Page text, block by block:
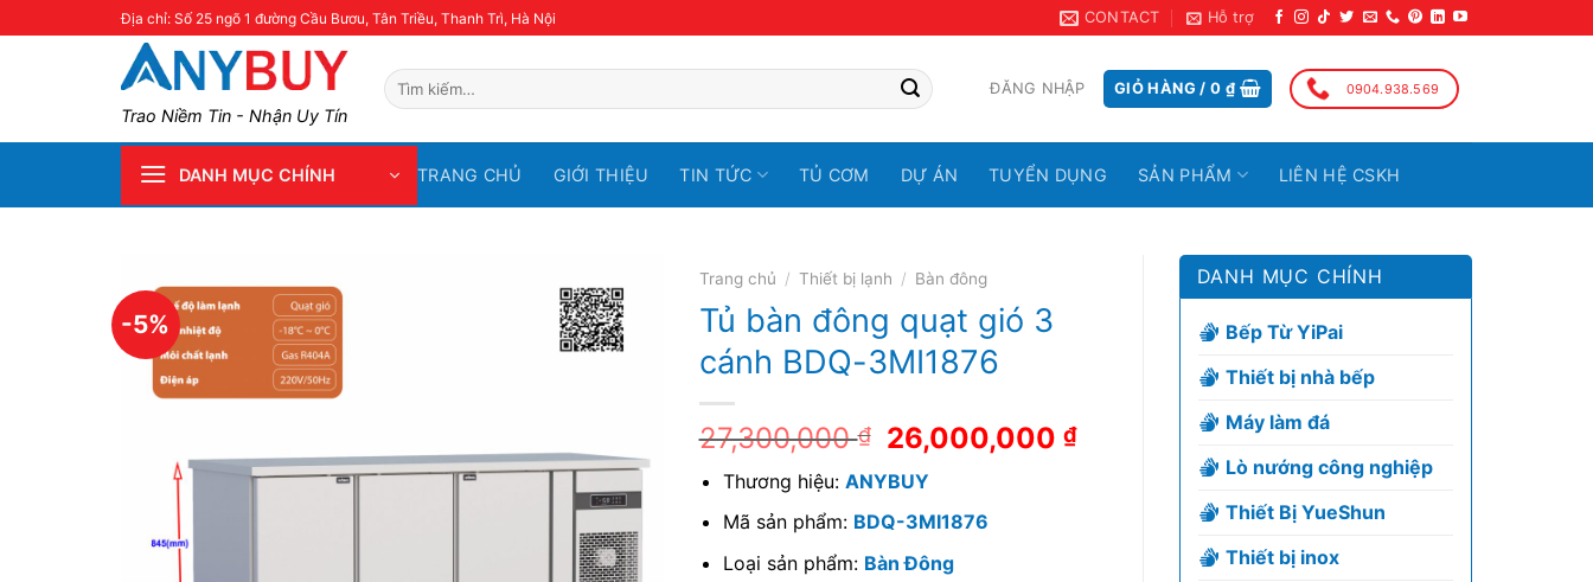
Địa chỉ: Số 25 ngõ 1 đường Cầu Bươu, Tân Triều, Thanh Trì, Hà Nội CONTACT Hỗ trợ
Trao Niềm Tin - Nhận Uy Tín
Tìm
kiếm:
ĐĂNG NHẬP GIỎ HÀNG /0 ₫ 0904.938.569
DANH MỤC CHÍNH TRANG CHỦ GIỚI THIỆU TIN TỨC TỦ CƠM DỰ ÁN TUYỂN DỤNG SẢN PHẨM LIÊN HỆ CSKH
-5%
Trang chủ / Thiết bị lạnh / Bàn đông
Tủ bàn đông quạt gió 3
cánh BDQ-3MI1876
27,300,000₫ 26,000,000 ₫
Thương hiệu:ANYBUY
Mã sản phẩm: BDQ-3MI1876
Loại sản phẩm: Bàn Đông
DANH MỤC CHÍNH
Bếp Từ YiPai
Thiết bị nhà bếp
Máy làm đá
Lò nướng công nghiệp
Thiết Bị YueShun
Thiết bị inox